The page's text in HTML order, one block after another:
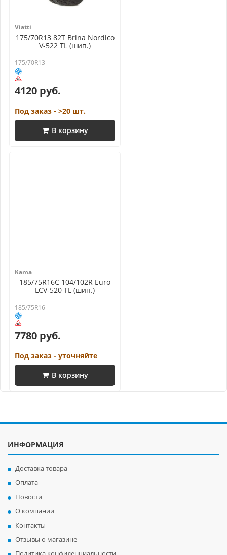
Viatti
175/70R13 82T Brina Nordico
V-522 TL (шип.)
175/70R13 —
4120 руб.
Под заказ - >20 шт.
В корзину
Kama
185/75R16C 104/102R Euro
LCV-520 TL (шип.)
185/75R16 —
7780 руб.
Под заказ - уточняйте
В корзину
ИНФОРМАЦИЯ
Доставка товара
Оплата
Новости
О компании
Контакты
Отзывы о магазине